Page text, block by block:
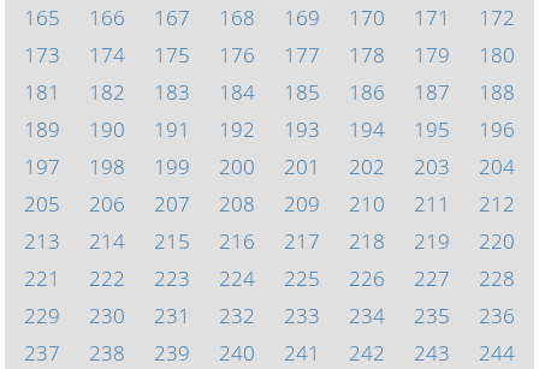
165
166 167 168 169 170 171
172
173
174 175 176 177 178 179
180
181
182 183 184 185 186 187
188
189
190 191 192 193 194 195
196
197
198 199 200 201 202 203
204
205
206 207 208 209 210 211
212
213
214 215 216 217 218 219
220
221
222 223 224 225 226 227
228
229
230 231 232 233 234 235
236
237
238 239 240 241 242 243
244